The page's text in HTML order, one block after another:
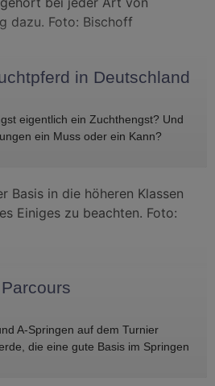
in Deutschland
eigentlich ein Zuchthengst? Und
ein Muss oder ein Kann?
A-Springen auf dem Turnier
die eine gute Basis im Springen